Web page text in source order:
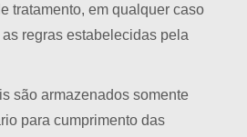
tratamento, em qualquer caso
regras estabelecidas pela
são armazenados somente
para cumprimento das